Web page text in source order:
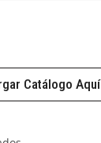
Catálogo Aquí